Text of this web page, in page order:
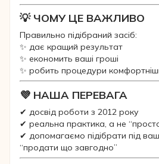
💡 ЧОМУ ЦЕ ВАЖЛИВО
Правильно підібраний засіб:
✨ дає кращий результат
✨ економить ваші гроші
✨ робить процедури
💜 НАША ПЕРЕВАГА
✔ досвід роботи з 2012 року
✔ реальна практика, а не
✔ допомагаємо підібрати під
“продати що завгодно”